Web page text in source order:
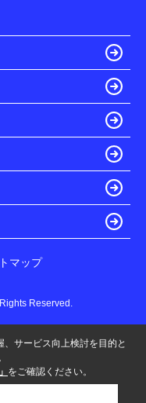
マップ
Reserved.
サービス向上検討を目的と
をご確認ください。